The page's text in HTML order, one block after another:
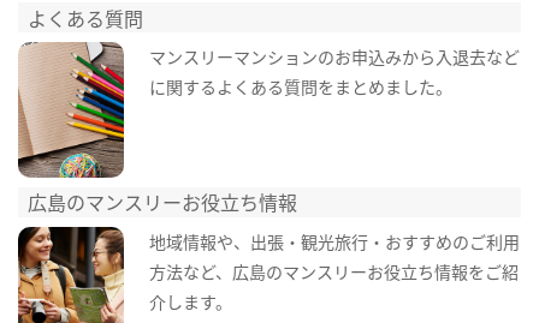
よくある質問
マンスリーマンションのお申込みから入退去など
に関するよくある質問をまとめました。
広島のマンスリーお役立ち情報
地域情報や、出張・観光旅行・おすすめのご利用
方法など、広島のマンスリーお役立ち情報をご紹
介します。